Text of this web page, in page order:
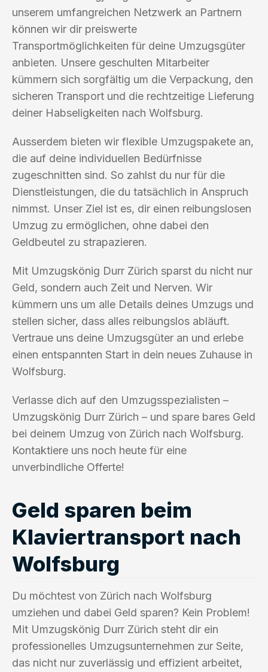
unserem umfangreichen Netzwerk an Partnern
können wir dir preiswerte
Transportmöglichkeiten für deine Umzugsgüter
anbieten. Unsere geschulten Mitarbeiter
kümmern sich sorgfältig um die Verpackung, den
sicheren Transport und die rechtzeitige Lieferung
deiner Habseligkeiten nach Wolfsburg.
Ausserdem bieten wir flexible Umzugspakete an,
die auf deine individuellen Bedürfnisse
zugeschnitten sind. So zahlst du nur für die
Dienstleistungen, die du tatsächlich in Anspruch
nimmst. Unser Ziel ist es, dir einen reibungslosen
Umzug zu ermöglichen, ohne dabei den
Geldbeutel zu strapazieren.
Mit Umzugskönig Durr Zürich sparst du nicht nur
Geld, sondern auch Zeit und Nerven. Wir
kümmern uns um alle Details deines Umzugs und
stellen sicher, dass alles reibungslos abläuft.
Vertraue uns deine Umzugsgüter an und erlebe
einen entspannten Start in dein neues Zuhause in
Wolfsburg.
Verlasse dich auf den Umzugsspezialisten –
Umzugskönig Durr Zürich – und spare bares Geld
bei deinem Umzug von Zürich nach Wolfsburg.
Kontaktiere uns noch heute für eine
unverbindliche Offerte!
Geld sparen beim
Klaviertransport nach
Wolfsburg
Du möchtest von Zürich nach Wolfsburg
umziehen und dabei Geld sparen? Kein Problem!
Mit Umzugskönig Durr Zürich steht dir ein
professionelles Umzugsunternehmen zur Seite,
das nicht nur zuverlässig und effizient arbeitet,